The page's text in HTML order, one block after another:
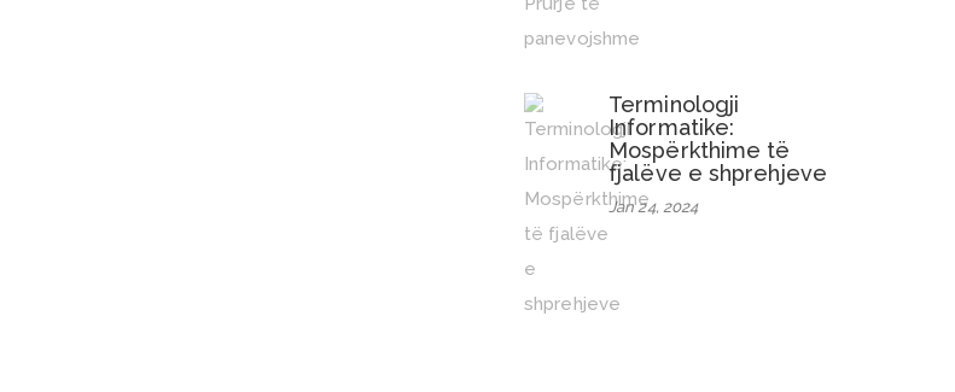
Terminologji
Informatike:
Mospërkthime të
fjalëve e shprehjeve
Jan 24, 2024